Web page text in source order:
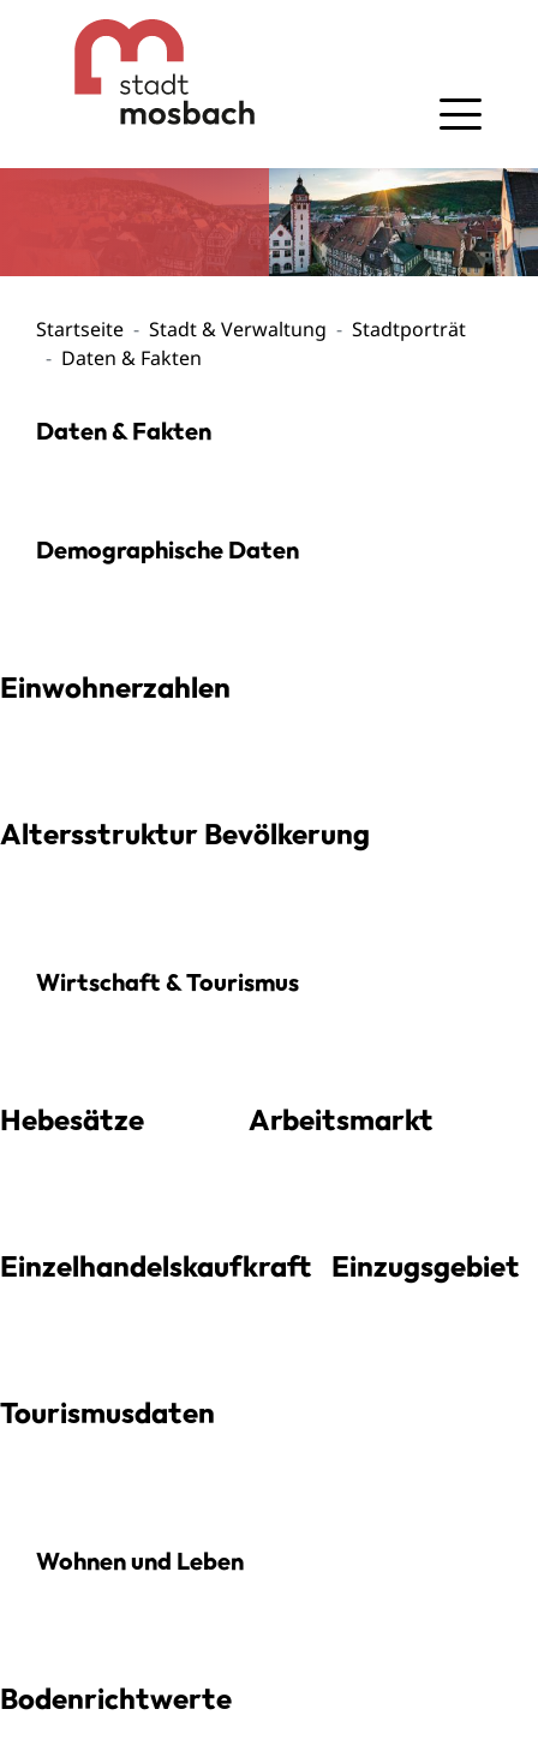
Gehe zum Navigationsbereich
Gehe zum Inhalt
Startseite Stadt & Verwaltung
Stadtporträt
Daten & Fakten
Daten & Fakten
Demographische Daten
Einwohnerzahlen
Altersstruktur Bevölkerung
Wirtschaft & Tourismus
Hebesätze Arbeitsmarkt
Einzelhandelskaufkraft Einzugsgebiet
Tourismusdaten
Wohnen und Leben
Bodenrichtwerte